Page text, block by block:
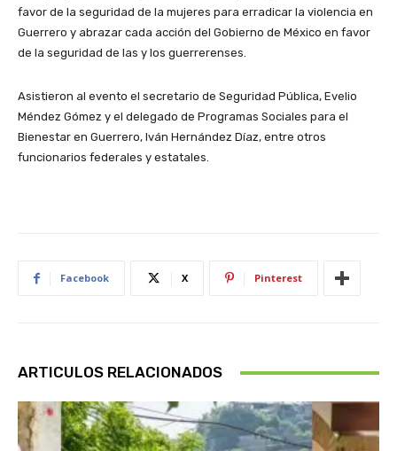
favor de la seguridad de la mujeres para erradicar la violencia en
Guerrero y abrazar cada acción del Gobierno de México en favor
de la seguridad de las y los guerrerenses.
Asistieron al evento el secretario de Seguridad Pública, Evelio
Méndez Gómez y el delegado de Programas Sociales para el
Bienestar en Guerrero, Iván Hernández Díaz, entre otros
funcionarios federales y estatales.
Facebook X Pinterest
ARTICULOS RELACIONADOS